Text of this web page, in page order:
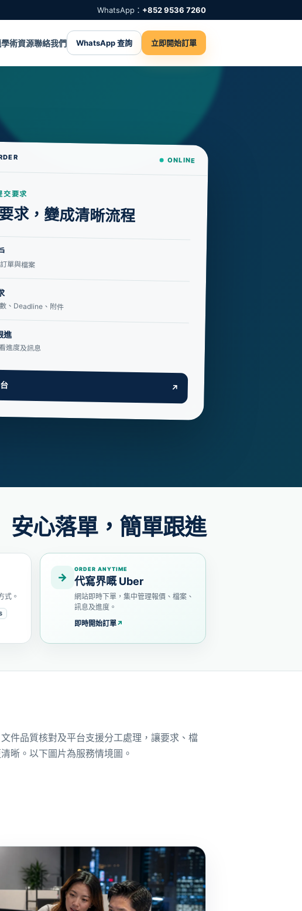
WhatsApp： +852 9536 7260
學術資源聯絡我們 WhatsApp 查詢 立即開始訂單
ONLINE
交要求
求，變成清晰流程
單與檔案
、Deadline、附件
進
進度及訊息
↗
安心落單，簡單跟進
式。
→
ORDER ANYTIME
代寫界嘅 Uber
網站即時下單，集中管理報價、檔案、
訊息及進度。
即時開始訂單↗
件品質核對及平台支援分工處理，讓要求、檔
晰。以下圖片為服務情境圖。